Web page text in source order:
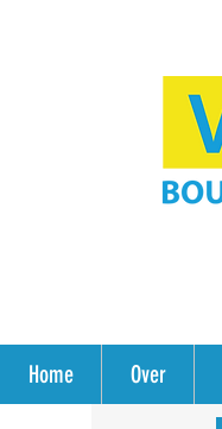
Home Over